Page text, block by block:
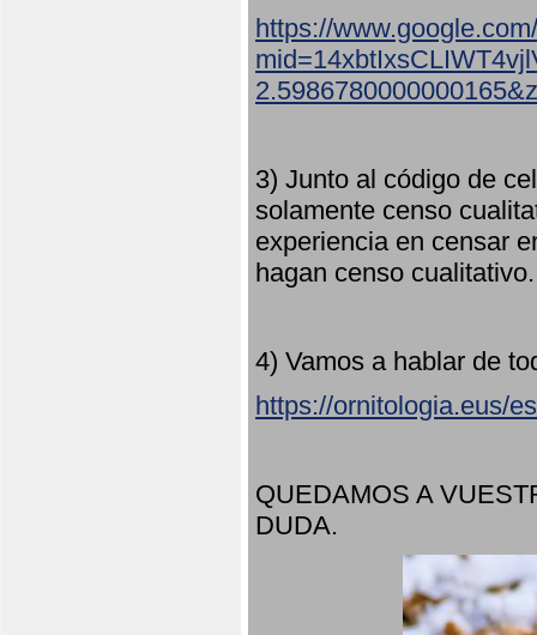
https://
3) Junto al código de
solamente censo
experiencia en censar
hagan censo
4) Vamos a hablar de
https://ornitologia.eus/
QUEDAMOS A
DUDA.